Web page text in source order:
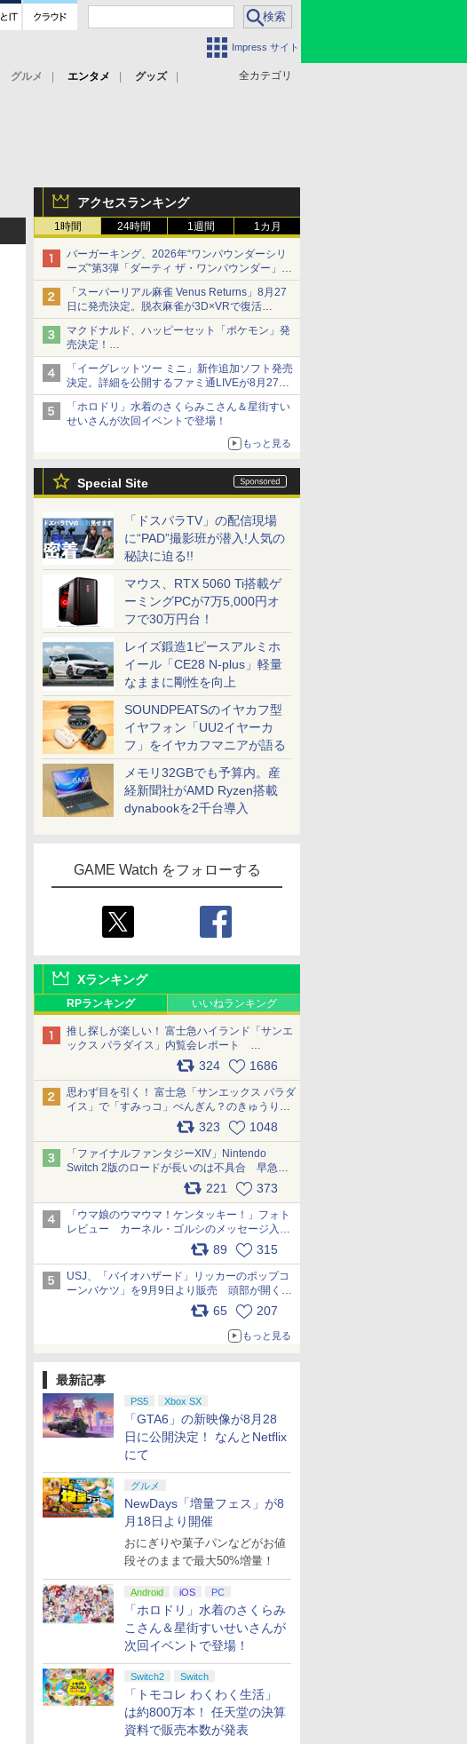
Impress サイト
全カテゴリ
グルメ エンタメ
グッズ
アクセスランキング
1時間 24時間 1週間 1カ月
バーガーキング、2026年“ワンパウンダーシリ
ーズ”第3弾「ダーティ ザ・ワンパウンダー」を
8月7日発売
「特製ガーリックマヨソース」を使用した超大
型チーズバーガー
「スーパーリアル麻雀 Venus Returns」8月27
日に発売決定。脱衣麻雀が3D×VRで復活
発売から2週間は20%オフになるセールが実施
マクドナルド、ハッピーセット「ポケモン」発
売決定！
ポケモン30周年記念で30匹が大集合
「イーグレットツー ミニ」新作追加ソフト発売
決定。詳細を公開するファミ通LIVEが8月27日
20時から配信
シリーズ累計100タイトルへ
「ホロドリ」水着のさくらみこさん＆星街すい
せいさんが次回イベントで登場！
もっと見る
Special Site
「ドスパラTV」の配信現場
に“PAD”撮影班が潜入!人気の
秘訣に迫る!!
マウス、RTX 5060 Ti搭載ゲ
ーミングPCが7万5,000円オ
フで30万円台！
レイズ鍛造1ピースアルミホ
イール「CE28 N-plus」軽量
なままに剛性を向上
SOUNDPEATSのイヤカフ型
イヤフォン「UU2イヤーカ
フ」をイヤカフマニアが語る
メモリ32GBでも予算内。産
経新聞社がAMD Ryzen搭載
dynabookを2千台導入
GAME Watch をフォローする
Xランキング
RPランキング いいねランキング
推し探しが楽しい！ 富士急ハイランド「サンエ
ックス パラダイス」内覧会レポート
324 1686
思わず目を引く！ 富士急「サンエックス パラダ
イス」で「すみっコ」ぺんぎん？のきゅうりド
ッグを食べてみた イラストそのままのメニュ
ー化に挑戦。これが意外にもおいしい
pic.x.com/Kgl04hZaeg
323 1048
「ファイナルファンタジーXIV」Nintendo
Switch 2版のロードが長いのは不具合 早急に
アップデートできるよう対応中221 373
「ウマ娘のウマウマ！ケンタッキー！」フォト
レビュー カーネル・ゴルシのメッセージ入り
パッケージや描き下ろしトレカなどが登場
89 315
USJ、「バイオハザード」リッカーのポップコ
ーンバケツ」を9月9日より販売 頭部が開く仕
組み。味は恐怖を堪のう「味噌フレーバー」
65 207
もっと見る
最新記事
PS5 Xbox SX
「GTA6」の新映像が8月28
日に公開決定！ なんとNetflix
にて
グルメ
NewDays「増量フェス」が8
月18日より開催
おにぎりや菓子パンなどがお値
段そのままで最大50%増量！
Android iOS PC
「ホロドリ」水着のさくらみ
こさん＆星街すいせいさんが
次回イベントで登場！
Switch2 Switch
「トモコレ わくわく生活」
は約800万本！ 任天堂の決算
資料で販売本数が発表